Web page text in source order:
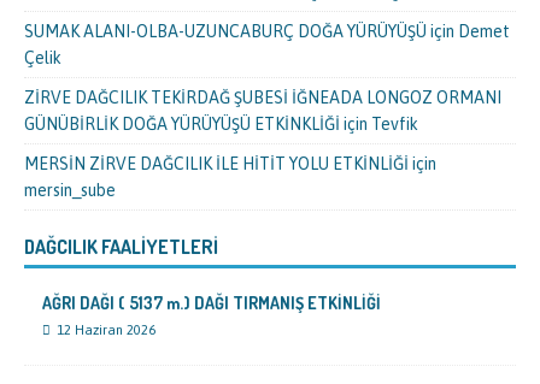
SUMAK ALANI-OLBA-UZUNCABURÇ DOĞA YÜRÜYÜŞÜ için Demet
Çelik
ZİRVE DAĞCILIK TEKİRDAĞ ŞUBESİ İĞNEADA LONGOZ ORMANI
GÜNÜBİRLİK DOĞA YÜRÜYÜŞÜ ETKİNKLİĞİ için Tevfik
MERSİN ZİRVE DAĞCILIK İLE HİTİT YOLU ETKİNLİĞİ için
mersin_sube
DAĞCILIK FAALIYETLERI
AĞRI DAĞI ( 5137 m.) DAĞI TIRMANIŞ ETKİNLİĞİ
12 Haziran 2026